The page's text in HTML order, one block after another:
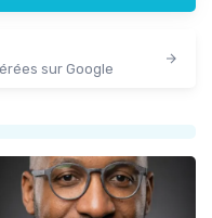
sur Google